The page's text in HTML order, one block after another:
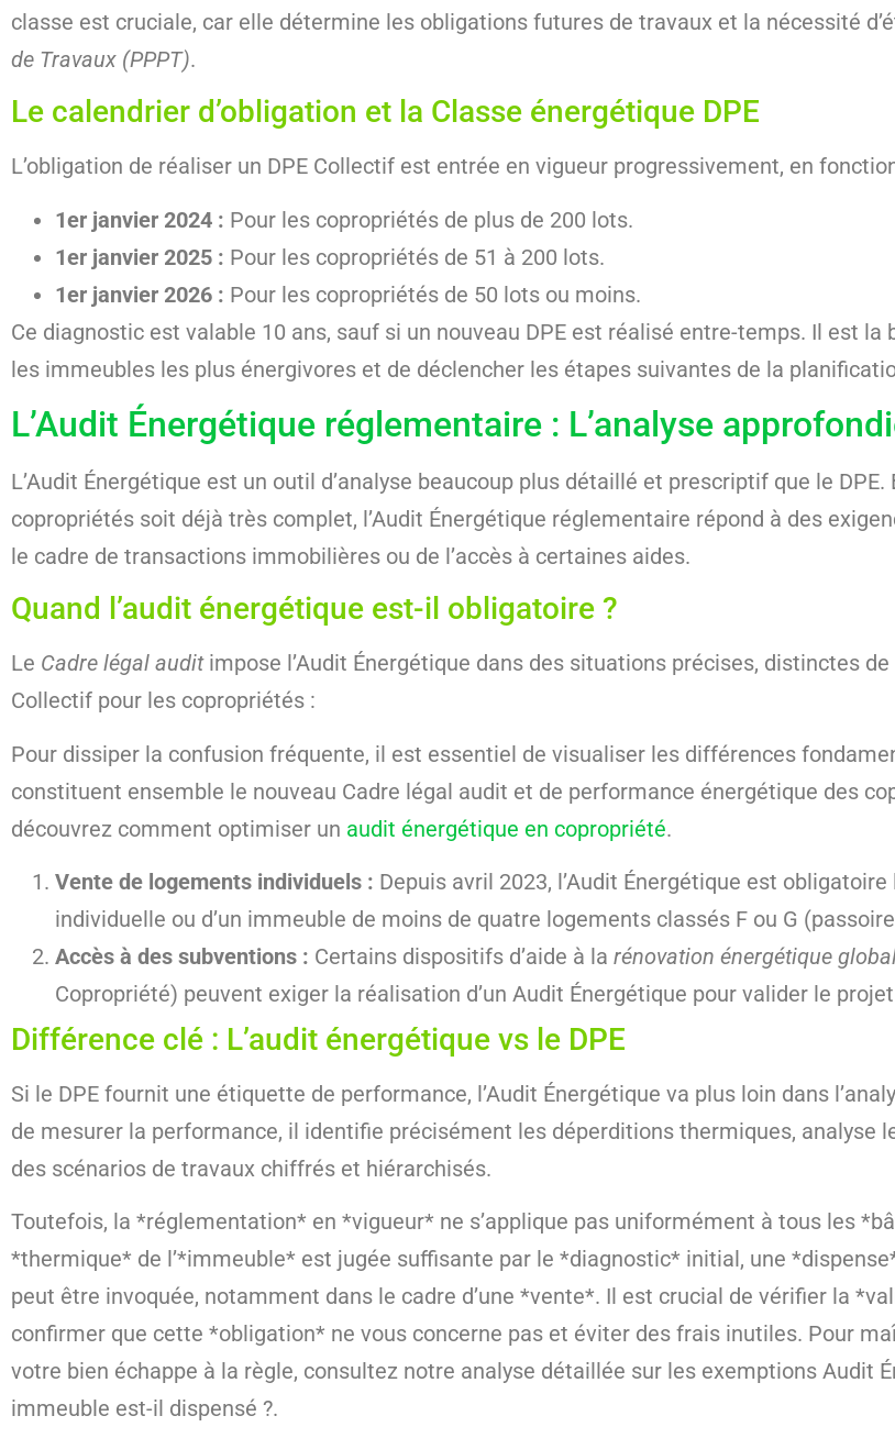
classe est cruciale, car elle détermine les obligations futures de travaux et la nécessité
de Travaux (PPPT).
Le calendrier d’obligation et la Classe énergétique DPE
L’obligation de réaliser un DPE Collectif est entrée en vigueur progressivement, en
1er janvier 2024 : Pour les copropriétés de plus de 200 lots.
1er janvier 2025 : Pour les copropriétés de 51 à 200 lots.
1er janvier 2026 : Pour les copropriétés de 50 lots ou moins.
Ce diagnostic est valable 10 ans, sauf si un nouveau DPE est réalisé entre-temps. Il est la
les immeubles les plus énergivores et de déclencher les étapes suivantes de la
L’Audit Énergétique réglementaire : L’analyse
L’Audit Énergétique est un outil d’analyse beaucoup plus détaillé et prescriptif que le
copropriétés soit déjà très complet, l’Audit Énergétique réglementaire répond à des
le cadre de transactions immobilières ou de l’accès à certaines aides.
Quand l’audit énergétique est-il obligatoire ?
Le Cadre légal auditimpose l’Audit Énergétique dans des situations précises, distinctes de
Collectif pour les copropriétés :
Pour dissiper la confusion fréquente, il est essentiel de visualiser les différences
constituent ensemble le nouveau Cadre légal audit et de performance énergétique des
découvrez comment optimiser un audit énergétique en copropriété.
Vente de logements individuels : Depuis avril 2023, l’Audit Énergétique est
individuelle ou d’un immeuble de moins de quatre logements classés F ou G
Accès à des subventions : Certains dispositifs d’aide à la rénovation énergétique
Copropriété) peuvent exiger la réalisation d’un Audit Énergétique pour valider le
Différence clé : L’audit énergétique vs le DPE
Si le DPE fournit une étiquette de performance, l’Audit Énergétique va plus loin dans
de mesurer la performance, il identifie précisément les déperditions thermiques, analyse
des scénarios de travaux chiffrés et hiérarchisés.
Toutefois, la *réglementation* en *vigueur* ne s’applique pas uniformément à tous les
*thermique* de l’*immeuble* est jugée suffisante par le *diagnostic* initial, une
peut être invoquée, notamment dans le cadre d’une *vente*. Il est crucial de vérifier la
confirmer que cette *obligation* ne vous concerne pas et éviter des frais inutiles. Pour
votre bien échappe à la règle, consultez notre analyse détaillée sur les exemptions Audit
immeuble est-il dispensé ?.